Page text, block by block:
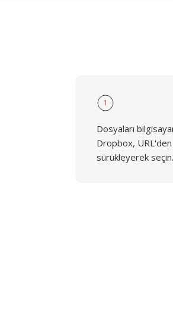
1
Dosyaları
Dropbox,
sürükleyerek seçin.